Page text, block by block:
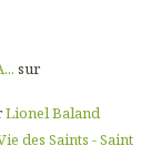
sur
Lionel Baland
des Saints - Saint